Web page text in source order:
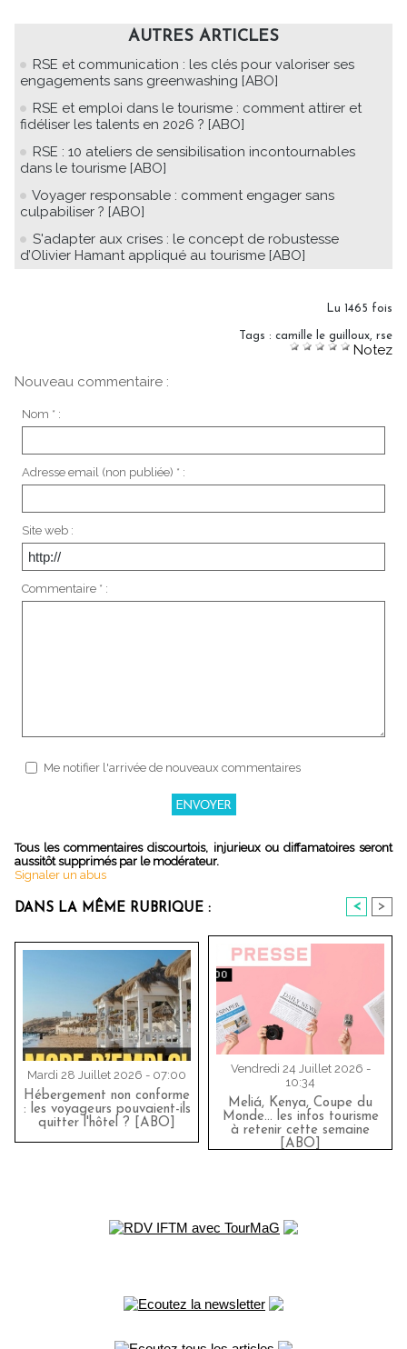
AUTRES ARTICLES
RSE et communication : les clés pour valoriser ses
engagements sans greenwashing [ABO]
RSE et emploi dans le tourisme : comment attirer et
fidéliser les talents en 2026 ? [ABO]
RSE : 10 ateliers de sensibilisation incontournables
dans le tourisme [ABO]
Voyager responsable : comment engager sans
culpabiliser ? [ABO]
S'adapter aux crises : le concept de robustesse
d’Olivier Hamant appliqué au tourisme [ABO]
Lu 1465 fois
Tags : camille le guilloux, rse
Notez
Nouveau commentaire :
Nom * :
Adresse email (non publiée) * :
Site web :
Commentaire * :
Me notifier l'arrivée de nouveaux commentaires
Tous les commentaires discourtois, injurieux ou diffamatoires seront
aussitôt supprimés par le modérateur.
Signaler un abus
DANS LA MÊME RUBRIQUE : < >
Mardi 28 Juillet 2026 - 07:00
Hébergement non conforme
: les voyageurs pouvaient-ils
quitter l'hôtel ? [ABO]
Vendredi 24 Juillet 2026 -
10:34
Meliá, Kenya, Coupe du
Monde… les infos tourisme
à retenir cette semaine
[ABO]